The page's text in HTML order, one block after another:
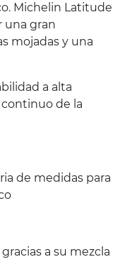
Michelin Latitude
una gran
mojadas y una
a alta
de la
de medidas para
a su mezcla